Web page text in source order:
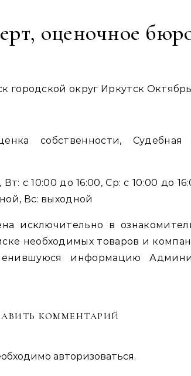
оценочное
городской округ Иркутск
собственности,
с 10:00 до 16:00, Ср: с 10:00 до
Вс: выходной
исключительно в
необходимых товаров и
информацию
КОММЕНТАРИЙ
авторизоваться.